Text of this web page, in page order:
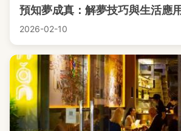
預知夢成真：解夢技巧與生活應
2026-02-10